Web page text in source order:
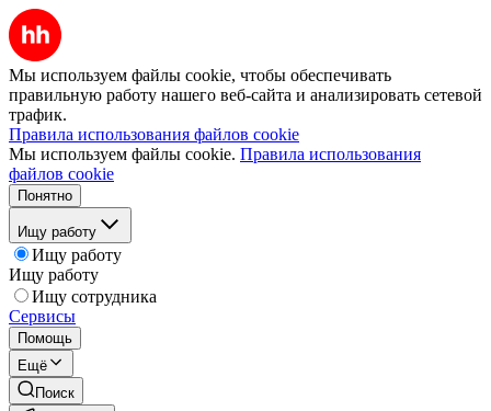
Мы используем файлы cookie, чтобы обеспечивать
правильную работу нашего веб-сайта и анализировать сетевой
трафик.
Правила использования файлов cookie
Мы используем файлы cookie. Правила использования
файлов cookie
Понятно
Ищу работу
Ищу работу
Ищу работу
Ищу сотрудника
Сервисы
Помощь
Ещё
Поиск